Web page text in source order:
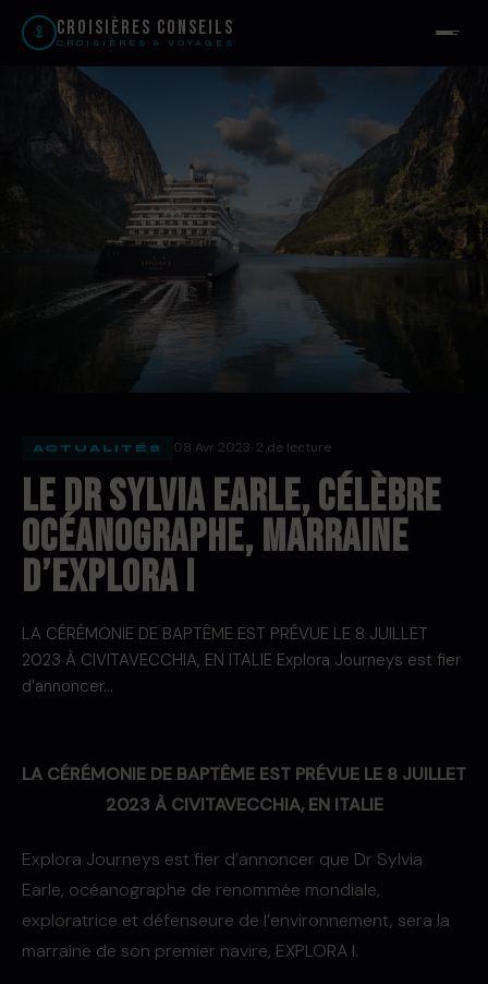
Croisières Conseils
CROISIÈRES & VOYAGES
ACTUALITÉS 08 Avr 2023 · 2 de lecture
LE DR SYLVIA EARLE, CÉLÈBRE
OCÉANOGRAPHE, MARRAINE
D’EXPLORA I
LA CÉRÉMONIE DE BAPTÊME EST PRÉVUE LE 8 JUILLET
2023 À CIVITAVECCHIA, EN ITALIE Explora Journeys est fier
d’annoncer…
LA CÉRÉMONIE DE BAPTÊME EST PRÉVUE LE 8 JUILLET
2023 À CIVITAVECCHIA, EN ITALIE
Explora Journeys est fier d’annoncer que Dr Sylvia
Earle, océanographe de renommée mondiale,
exploratrice et défenseure de l’environnement, sera la
marraine de son premier navire, EXPLORA I.